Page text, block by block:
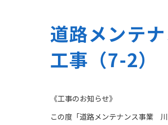
道路メンテ
工事（7-2）
《工事のお知らせ》
この度「道路メンテナンス事業